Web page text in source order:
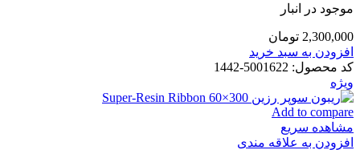
موجود در انبار
2,300,000 تومان
افزودن به سبد خرید
کد محصول: 5001622-1442
ویژه
Add to compare
مشاهده سریع
افزودن به علاقه مندی